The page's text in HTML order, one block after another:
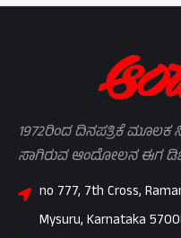
1972ರಿಂದ ದಿನಪತ್ರಿಕೆ ಮೂಲಕ
ಸಾಗಿರುವ ಆಂದೋಲನ ಈಗ
no 777, 7th Cross,
Mysuru, Karnataka